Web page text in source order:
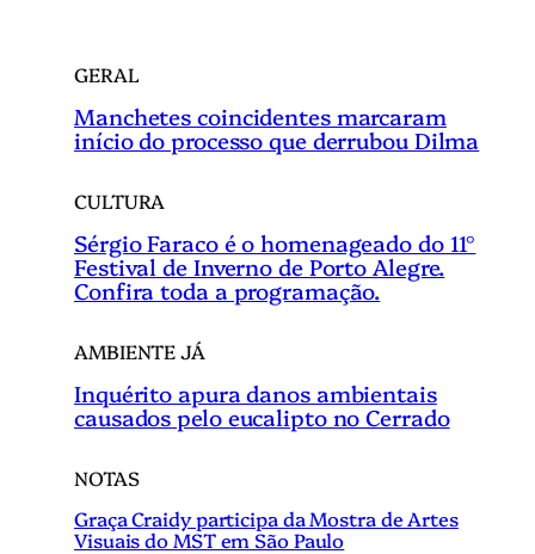
GERAL
Manchetes coincidentes marcaram
início do processo que derrubou Dilma
CULTURA
Sérgio Faraco é o homenageado do 11°
Festival de Inverno de Porto Alegre.
Confira toda a programação.
AMBIENTE JÁ
Inquérito apura danos ambientais
causados pelo eucalipto no Cerrado
NOTAS
Graça Craidy participa da Mostra de Artes
Visuais do MST em São Paulo